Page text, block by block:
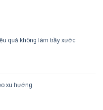
quả không làm trầy xước
xu hướng